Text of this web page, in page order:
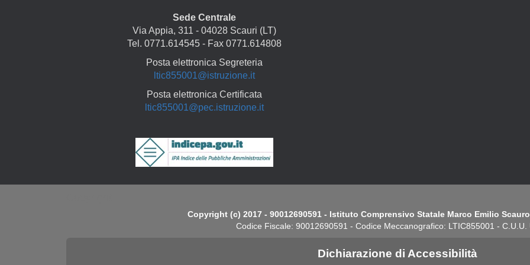
Sede Centrale
Via Appia, 311 - 04028 Scauri (LT)
Tel. 0771.614545 - Fax 0771.614808
Posta elettronica Segreteria
ltic855001@istruzione.it
Posta elettronica Certificata
ltic855001@pec.istruzione.it
Copyright (c) 2017 - 90012690591 - Istituto Comprensivo Statale Marco Emilio
Codice Fiscale: 90012690591 - Codice Meccanografico: LTIC855001 - C.U.U.
Dichiarazione di Accessibilità